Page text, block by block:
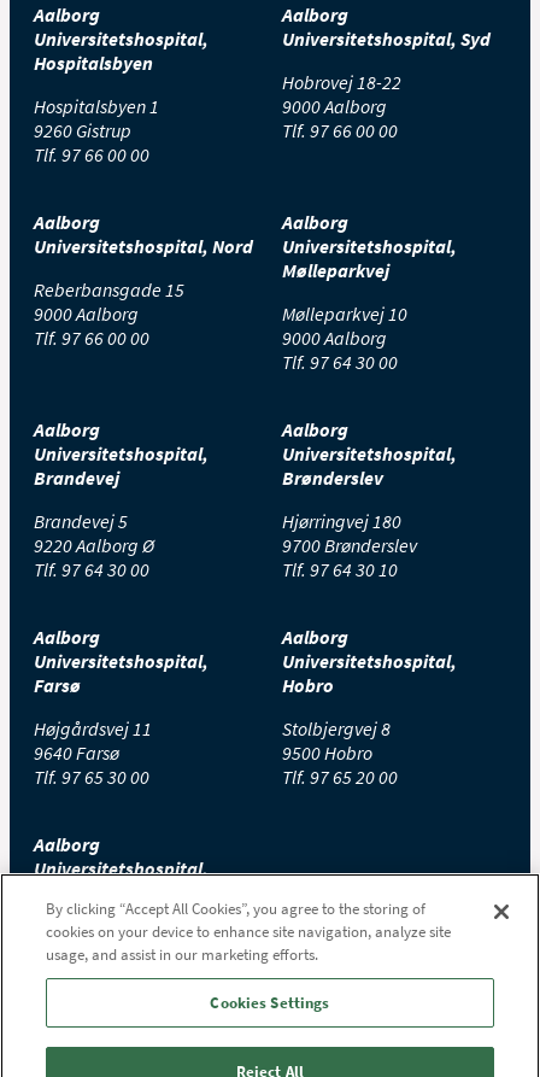
Aalborg
Universitetshospital,
Hospitalsbyen
Hospitalsbyen 1
9260 Gistrup
Tlf. 97 66 00 00
Aalborg
Universitetshospital, Syd
Hobrovej 18-22
9000 Aalborg
Tlf. 97 66 00 00
Aalborg
Universitetshospital, Nord
Reberbansgade 15
9000 Aalborg
Tlf. 97 66 00 00
Aalborg
Universitetshospital,
Mølleparkvej
Mølleparkvej 10
9000 Aalborg
Tlf. 97 64 30 00
Aalborg
Universitetshospital,
Brandevej
Brandevej 5
9220 Aalborg Ø
Tlf. 97 64 30 00
Aalborg
Universitetshospital,
Brønderslev
Hjørringvej 180
9700 Brønderslev
Tlf. 97 64 30 10
Aalborg
Universitetshospital,
Farsø
Højgårdsvej 11
9640 Farsø
Tlf. 97 65 30 00
Aalborg
Universitetshospital,
Hobro
Stolbjergvej 8
9500 Hobro
Tlf. 97 65 20 00
Aalborg
Universitetshospital,
Højtoftevej 2
7700 Thisted
Tlf.97 65 00 00
By clicking “Accept All Cookies”, you agree to the storing of
cookies on your device to enhance site navigation, analyze site
usage, and assist in our marketing efforts.
Cookies Settings
Reject All